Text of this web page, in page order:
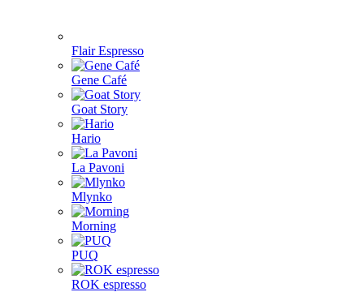
Flair Espresso
Gene Café
Goat Story
Hario
La Pavoni
Mlynko
Morning
PUQ
ROK espresso